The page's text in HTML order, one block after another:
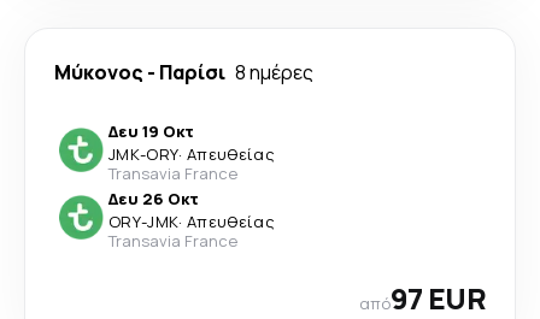
Μύκονος - Παρίσι 8 ημέρες
Δευ 19 Οκτ
JMK-ORY· Απευθείας
Transavia France
Δευ 26 Οκτ
ORY-JMK· Απευθείας
Transavia France
από97 EUR